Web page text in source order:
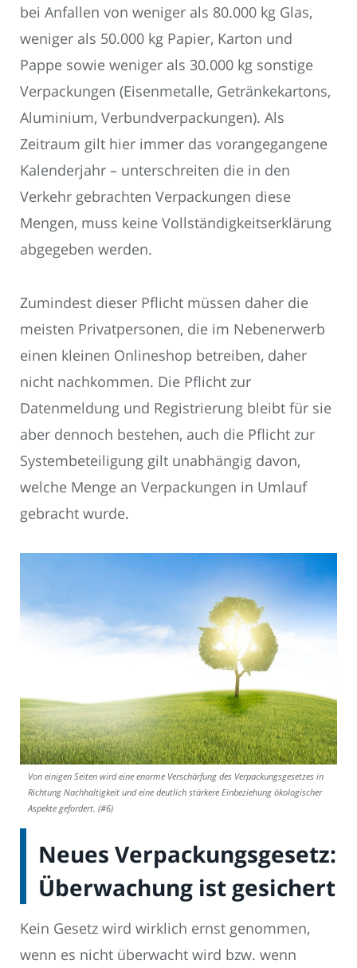
bei Anfallen von weniger als 80.000 kg Glas,
weniger als 50.000 kg Papier, Karton und
Pappe sowie weniger als 30.000 kg sonstige
Verpackungen (Eisenmetalle, Getränkekartons,
Aluminium, Verbundverpackungen). Als
Zeitraum gilt hier immer das vorangegangene
Kalenderjahr – unterschreiten die in den
Verkehr gebrachten Verpackungen diese
Mengen, muss keine Vollständigkeitserklärung
abgegeben werden.
Zumindest dieser Pflicht müssen daher die
meisten Privatpersonen, die im Nebenerwerb
einen kleinen Onlineshop betreiben, daher
nicht nachkommen. Die Pflicht zur
Datenmeldung und Registrierung bleibt für sie
aber dennoch bestehen, auch die Pflicht zur
Systembeteiligung gilt unabhängig davon,
welche Menge an Verpackungen in Umlauf
gebracht wurde.
Von einigen Seiten wird eine enorme Verschärfung des Verpackungsgesetzes in
Richtung Nachhaltigkeit und eine deutlich stärkere Einbeziehung ökologischer
Aspekte gefordert. (#6)
Neues Verpackungsgesetz:
Überwachung ist gesichert
Kein Gesetz wird wirklich ernst genommen,
wenn es nicht überwacht wird bzw. wenn